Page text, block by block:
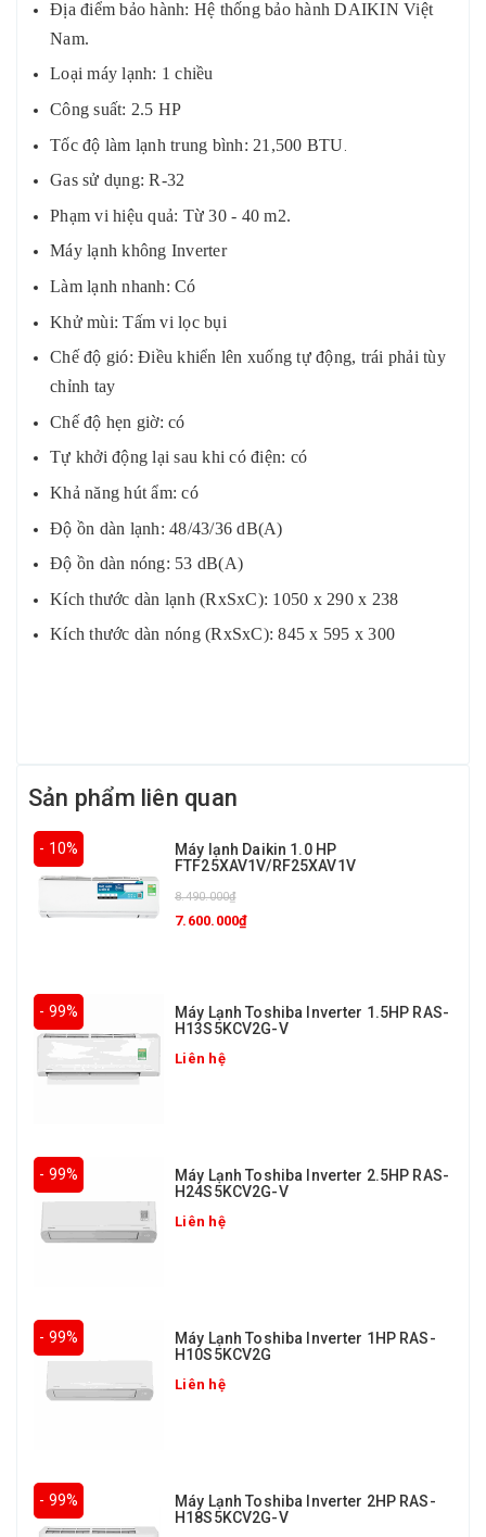
Địa điểm bảo hành: Hệ thống bảo hành DAIKIN Việt
Nam.
Loại máy lạnh: 1 chiều
Công suất: 2.5 HP
Tốc độ làm lạnh trung bình: 21,500 BTU
Gas sử dụng: R-32
Phạm vi hiệu quả: Từ 30 - 40 m2.
Máy lạnh không Inverter
Làm lạnh nhanh: Có
Khử mùi: Tấm vi lọc bụi
Chế độ gió: Điều khiển lên xuống tự động, trái phải tùy
chỉnh tay
Chế độ hẹn giờ: có
Tự khởi động lại sau khi có điện: có
Khả năng hút ẩm: có
Độ ồn dàn lạnh: 48/43/36 dB(A)
Độ ồn dàn nóng: 53 dB(A)
Kích thước dàn lạnh (RxSxC): 1050 x 290 x 238
Kích thước dàn nóng (RxSxC): 845 x 595 x 300
Sản phẩm liên quan
- 10%
Máy lạnh Daikin 1.0 HP
FTF25XAV1V/RF25XAV1V
8.490.000₫
7.600.000₫
- 99%
Máy Lạnh Toshiba Inverter 1.5HP RAS-
H13S5KCV2G-V
Liên hệ
- 99%
Máy Lạnh Toshiba Inverter 2.5HP RAS-
H24S5KCV2G-V
Liên hệ
- 99%
Máy Lạnh Toshiba Inverter 1HP RAS-
H10S5KCV2G
Liên hệ
- 99%
Máy Lạnh Toshiba Inverter 2HP RAS-
H18S5KCV2G-V